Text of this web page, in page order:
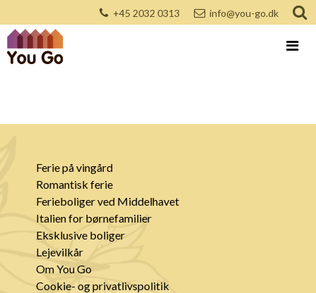
+45 2032 0313 info@you-go.dk
Ferie på vingård
Romantisk ferie
Ferieboliger ved Middelhavet
Italien for børnefamilier
Eksklusive boliger
Lejevilkår
Om You Go
Cookie- og privatlivspolitik